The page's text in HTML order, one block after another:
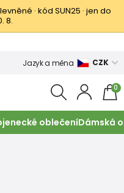
· kód SUN25 · jen do
8.
Jazyk a měna CZK
0
oblečeníDámská